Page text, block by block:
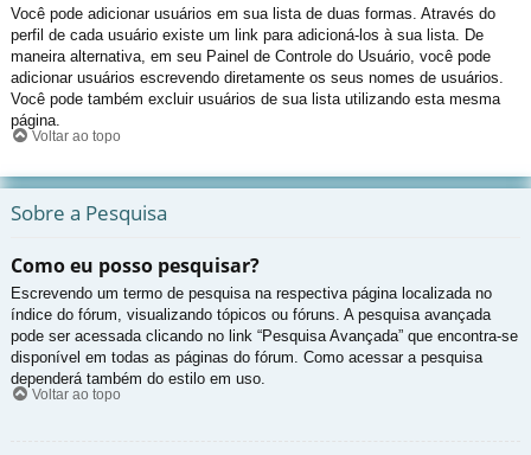
Você pode adicionar usuários em sua lista de duas formas. Através do
perfil de cada usuário existe um link para adicioná-los à sua lista. De
maneira alternativa, em seu Painel de Controle do Usuário, você pode
adicionar usuários escrevendo diretamente os seus nomes de usuários.
Você pode também excluir usuários de sua lista utilizando esta mesma
página.
Voltar ao topo
Sobre a Pesquisa
Como eu posso pesquisar?
Escrevendo um termo de pesquisa na respectiva página localizada no
índice do fórum, visualizando tópicos ou fóruns. A pesquisa avançada
pode ser acessada clicando no link “Pesquisa Avançada” que encontra-se
disponível em todas as páginas do fórum. Como acessar a pesquisa
dependerá também do estilo em uso.
Voltar ao topo